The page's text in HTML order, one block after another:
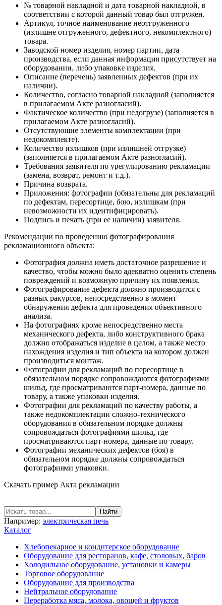
№ товарной накладной и дата товарной накладной, в
соответствии с которой данный товар был отгружен.
Артикул, точное наименование неотгруженного
(излишне отгруженного, дефектного, некомплектного)
товара.
Заводской номер изделия, номер партии, дата
производства, если данная информация присутствует на
оборудовании, либо упаковке изделия.
Описание (перечень) заявленных дефектов (при их
наличии).
Количество, согласно товарной накладной (заполняется
в прилагаемом Акте разногласий).
Фактическое количество (при недогрузе) (заполняется в
прилагаемом Акте разногласий).
Отсутствующие элементы комплектации (при
недокомплекте).
Количество излишков (при излишней отгрузке)
(заполняется в прилагаемом Акте разногласий).
Требования заявителя по урегулированию рекламации
(замена, возврат, ремонт и т.д.).
Причина возврата.
Приложения: фотографии (обязательны для рекламаций
по дефектам, пересортице, бою, излишкам (при
невозможности их идентифицировать).
Подпись и печать (при ее наличии) заявителя.
Рекомендации по проведению фотографирования
рекламационного объекта:
Фотография должна иметь достаточное разрешение и
качество, чтобы можно было адекватно оценить степень
повреждений и возможную причину их появления.
Фотографирование дефекта должно производится с
разных ракурсов, непосредственно в момент
обнаружения дефекта для проведения объективного
анализа.
На фотографиях кроме непосредственно места
механического дефекта, либо конструктивного брака
должно отображаться изделие в целом, а также место
нахождения изделия и тип объекта на котором должен
производиться монтаж.
Фотографии для рекламаций по пересортице в
обязательном порядке сопровождаются фотографиями
шильд, где просматриваются парт-номера, данные по
товару, а также упаковки изделия.
Фотографии для рекламаций по качеству работы, а
также недокомплектации сложно-технического
оборудования в обязательном порядке должны
сопровождаться фотографиями шильд, где
просматриваются парт-номера, данные по товару.
Фотографии механических дефектов (боя) в
обязательном порядке должны сопровождаться
фотографиями упаковки.
Скачать пример Акта рекламации
Например: электрическая печь
Каталог
Хлебопекарное и кондитерское оборудование
Оборудование для ресторанов, кафе, столовых, баров
Холодильное оборудование, установки и камеры
Торговое оборудование
Оборудование для производства
Нейтральное оборудование
Переработка мяса, молока, овощей и фруктов